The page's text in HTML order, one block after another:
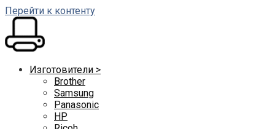
Перейти к контенту
Изготовители >
Brother
Samsung
Panasonic
HP